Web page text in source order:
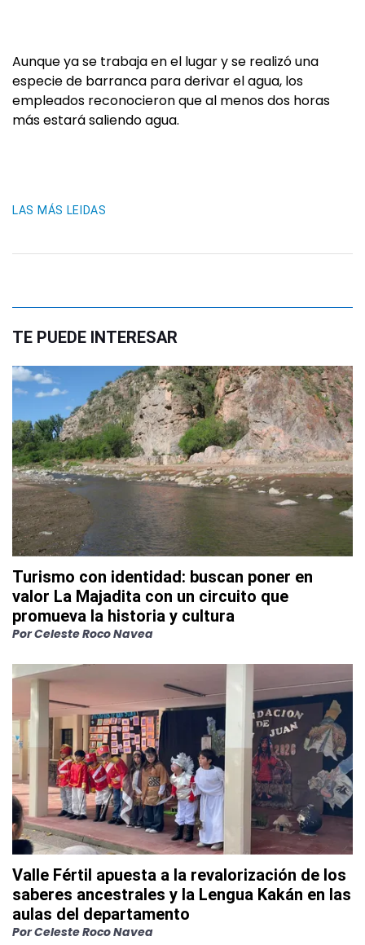
Aunque ya se trabaja en el lugar y se realizó una
especie de barranca para derivar el agua, los
empleados reconocieron que al menos dos horas
más estará saliendo agua.
LAS MÁS LEIDAS
TE PUEDE INTERESAR
Turismo con identidad: buscan poner en
valor La Majadita con un circuito que
promueva la historia y cultura
PorCeleste Roco Navea
Valle Fértil apuesta a la revalorización de los
saberes ancestrales y la Lengua Kakán en las
aulas del departamento
PorCeleste Roco Navea